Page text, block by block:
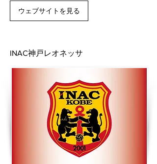
ウェブサイトを見る
INAC神戸レオネッサ